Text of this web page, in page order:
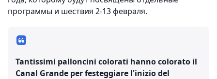
программы и шествия 2-13 февраля.
Tantissimi palloncini colorati hanno colorato il
Canal Grande per festeggiare l'inizio del